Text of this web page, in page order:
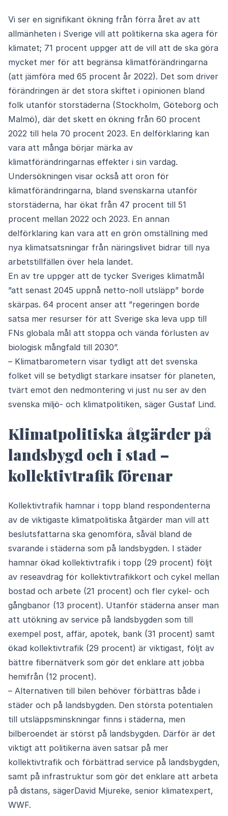
Vi ser en signifikant ökning från förra året av att
allmänheten i Sverige vill att politikerna ska agera för
klimatet; 71 procent uppger att de vill att de ska göra
mycket mer för att begränsa klimatförändringarna
(att jämföra med 65 procent år 2022). Det som driver
förändringen är det stora skiftet i opinionen bland
folk utanför storstäderna (Stockholm, Göteborg och
Malmö), där det skett en ökning från 60 procent
2022 till hela 70 procent 2023. En delförklaring kan
vara att många börjar märka av
klimatförändringarnas effekter i sin vardag.
Undersökningen visar också att oron för
klimatförändringarna, bland svenskarna utanför
storstäderna, har ökat från 47 procent till 51
procent mellan 2022 och 2023. En annan
delförklaring kan vara att en grön omställning med
nya klimatsatsningar från näringslivet bidrar till nya
arbetstillfällen över hela landet.
En av tre uppger att de tycker Sveriges klimatmål
”att senast 2045 uppnå netto-noll utsläpp” borde
skärpas. 64 procent anser att ”regeringen borde
satsa mer resurser för att Sverige ska leva upp till
FNs globala mål att stoppa och vända förlusten av
biologisk mångfald till 2030”.
– Klimatbarometern visar tydligt att det svenska
folket vill se betydligt starkare insatser för planeten,
tvärt emot den nedmontering vi just nu ser av den
svenska miljö- och klimatpolitiken, säger Gustaf Lind.
Klimatpolitiska åtgärder på
landsbygd och i stad –
kollektivtrafik förenar
Kollektivtrafik hamnar i topp bland respondenterna
av de viktigaste klimatpolitiska åtgärder man vill att
beslutsfattarna ska genomföra, såväl bland de
svarande i städerna som på landsbygden. I städer
hamnar ökad kollektivtrafik i topp (29 procent) följt
av reseavdrag för kollektivtrafikkort och cykel mellan
bostad och arbete (21 procent) och fler cykel- och
gångbanor (13 procent). Utanför städerna anser man
att utökning av service på landsbygden som till
exempel post, affär, apotek, bank (31 procent) samt
ökad kollektivtrafik (29 procent) är viktigast, följt av
bättre fibernätverk som gör det enklare att jobba
hemifrån (12 procent).
– Alternativen till bilen behöver förbättras både i
städer och på landsbygden. Den största potentialen
till utsläppsminskningar finns i städerna, men
bilberoendet är störst på landsbygden. Därför är det
viktigt att politikerna även satsar på mer
kollektivtrafik och förbättrad service på landsbygden,
samt på infrastruktur som gör det enklare att arbeta
på distans, sägerDavid Mjureke, senior klimatexpert,
WWF.